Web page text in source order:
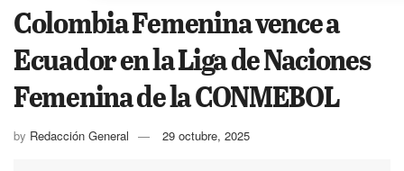
Colombia Femenina vence a
Ecuador en la Liga de Naciones
Femenina de la CONMEBOL
by Redacción General 29 octubre, 2025